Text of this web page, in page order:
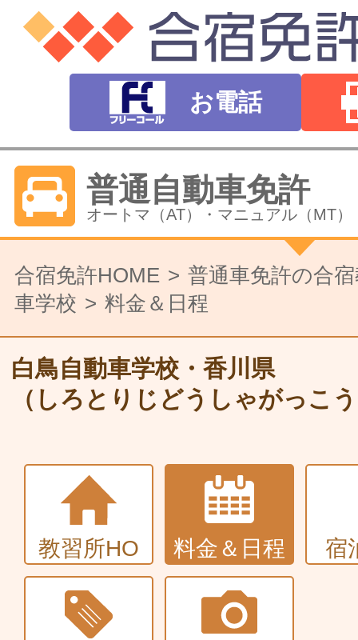
お電話
普通自動車免許
オートマ（AT）・マニュアル（MT）
バイク免許
普通二輪（中型二輪）・大型二輪
大型〜二種免許
中型・大型特殊・けん引・大型二種
普通車+バイク
同時取得
合宿免許HOME
普通車免許の合
車学校
料金＆日程
白鳥自動車学校・香川県
（しろとりじどうしゃがっこ
教習所HO 料金＆日程 宿